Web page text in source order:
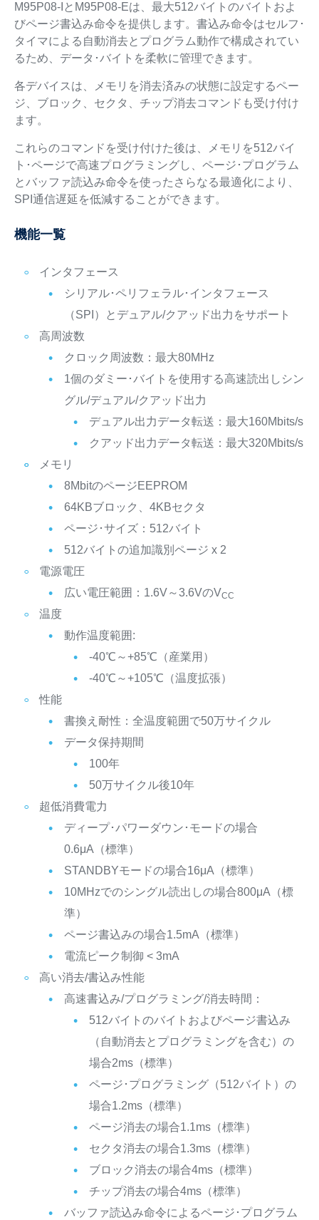
M95P08-IとM95P08-Eは、最大512バイトのバイトおよ
びページ書込み命令を提供します。書込み命令はセルフ･
タイマによる自動消去とプログラム動作で構成されてい
るため、データ･バイトを柔軟に管理できます。
各デバイスは、メモリを消去済みの状態に設定するペー
ジ、ブロック、セクタ、チップ消去コマンドも受け付け
ます。
これらのコマンドを受け付けた後は、メモリを512バイ
ト･ページで高速プログラミングし、ページ･プログラム
とバッファ読込み命令を使ったさらなる最適化により、
SPI通信遅延を低減することができます。
機能一覧
インタフェース
シリアル･ペリフェラル･インタフェース
（SPI）とデュアル/クアッド出力をサポート
高周波数
クロック周波数：最大80MHz
1個のダミー･バイトを使用する高速読出しシン
グル/デュアル/クアッド出力
デュアル出力データ転送：最大160Mbits/s
クアッド出力データ転送：最大320Mbits/s
メモリ
8MbitのページEEPROM
64KBブロック、4KBセクタ
ページ･サイズ：512バイト
512バイトの追加識別ページ x 2
電源電圧
広い電圧範囲：1.6V～3.6VのVCC
温度
動作温度範囲:
-40℃～+85℃（産業用）
-40℃～+105℃（温度拡張）
性能
書換え耐性：全温度範囲で50万サイクル
データ保持期間
100年
50万サイクル後10年
超低消費電力
ディープ･パワーダウン･モードの場合
0.6μA（標準）
STANDBYモードの場合16μA（標準）
10MHzでのシングル読出しの場合800μA（標
準）
ページ書込みの場合1.5mA（標準）
電流ピーク制御 < 3mA
高い消去/書込み性能
高速書込み/プログラミング/消去時間：
512バイトのバイトおよびページ書込み
（自動消去とプログラミングを含む）の
場合2ms（標準）
ページ･プログラミング（512バイト）の
場合1.2ms（標準）
ページ消去の場合1.1ms（標準）
セクタ消去の場合1.3ms（標準）
ブロック消去の場合4ms（標準）
チップ消去の場合4ms（標準）
バッファ読込み命令によるページ･プログラム